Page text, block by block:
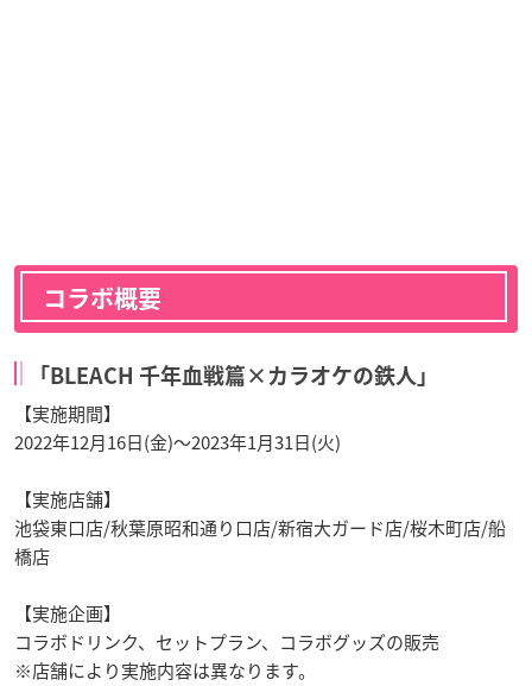
コラボ概要
「BLEACH 千年血戦篇×カラオケの鉄人」
【実施期間】
2022年12月16日(金)～2023年1月31日(火)
【実施店舗】
池袋東口店/秋葉原昭和通り口店/新宿大ガード店/桜木町店/船
橋店
【実施企画】
コラボドリンク、セットプラン、コラボグッズの販売
※店舗により実施内容は異なります。